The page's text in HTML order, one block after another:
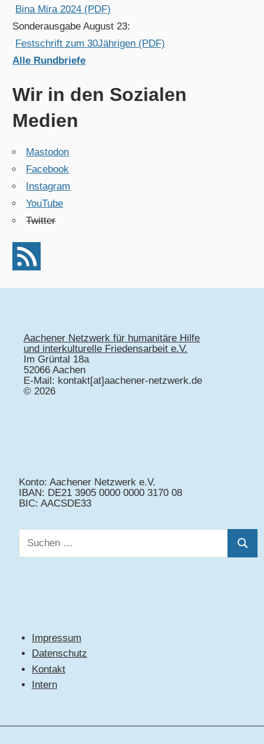
Bina Mira 2024 (PDF)
Sonderausgabe August 23:
Festschrift zum 30Jährigen (PDF)
Alle Rundbriefe
Wir in den Sozialen
Medien
Mastodon
Facebook
Instagram
YouTube
Twitter
Aachener Netzwerk für humanitäre Hilfe
und interkulturelle Friedensarbeit e.V.
Im Grüntal 18a
52066 Aachen
E-Mail: kontakt[at]aachener-netzwerk.de
© 2026
Konto: Aachener Netzwerk e.V.
IBAN: DE21 3905 0000 0000 3170 08
BIC: AACSDE33
Suchen
nach:
Impressum
Datenschutz
Kontakt
Intern